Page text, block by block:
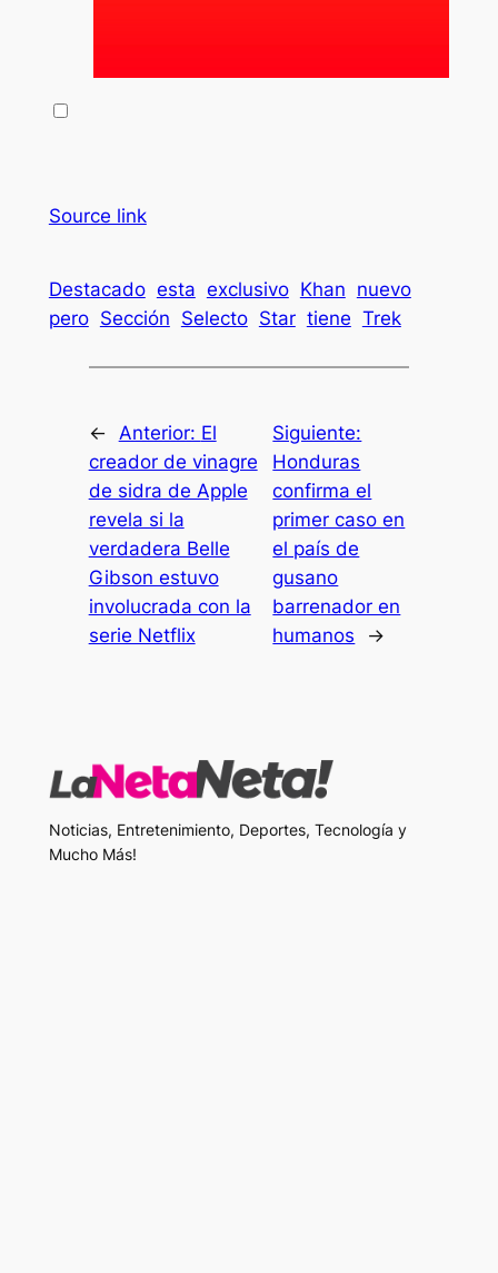
Source link
Destacado esta exclusivo Khan nuevo
pero Sección Selecto Star tiene Trek
← Anterior: El
creador de vinagre
de sidra de Apple
revela si la
verdadera Belle
Gibson estuvo
involucrada con la
serie Netflix
Siguiente:
Honduras
confirma el
primer caso en
el país de
gusano
barrenador en
humanos
→
Noticias, Entretenimiento, Deportes, Tecnología y
Mucho Más!